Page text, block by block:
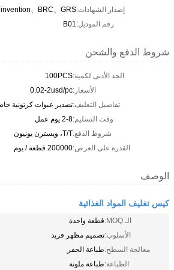
إصدار الشهادات:、BRC、GRS
رقم الموديل:B01
شروط الدفع والشحن
الحد الأدنى لكمية:100PCS
الأسعار:0.02-2usd/pc
تفاصيل التغليف:تصدير عبوات كرتونية
وقت التسليم:2-8 يوم عمل
شروط الدفع:T/T، ويسترن يونيون
القدرة على العرض:200000 قطعة / يوم
الوصف
كيس تغليف المواد الغذائية
الـ MOQ:
قطعة واحدة
الأسلوب:تصميم مظهر فريد
معالجة السطح:طباعة الحفر
الطباعة:طباعة ملونة